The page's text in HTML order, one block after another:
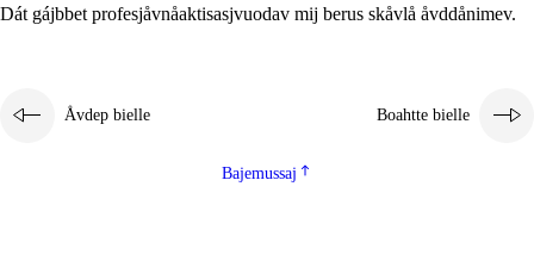
Dát gájbbet profesjåvnåaktisasjvuodav mij berus skåvlå åvddånimev.
Åvdep bielle Boahtte bielle
Bajemussaj